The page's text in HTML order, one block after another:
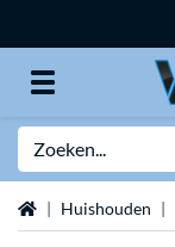
Home Huishouden